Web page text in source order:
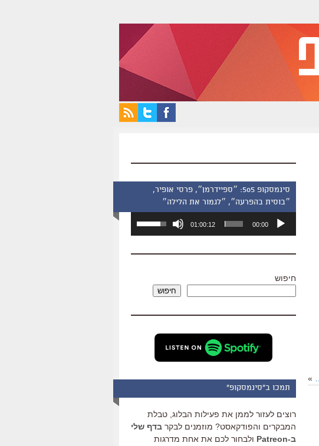
»
סינמסקופ 505: ״ספיידרמן״, פרסי אופיר,
״בוסית בהפרעה״, ״לגמור את הלילה״
אודיו
00:00
01:00:12
השתמש
כדי
שמע.
חיפוש
חיפוש
תמכו ב"סינמסקופ"
רוצים לעזור לממן את פעילות הבלוג, טבלת
המבקרים והפודקאסט? מוזמנים לבקר בדף שלי
ב-Patreon
ולבחור לכם את אחת מדרגות